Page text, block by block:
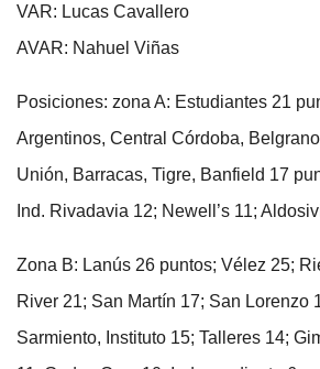
VAR: Lucas Cavallero
AVAR: Nahuel Viñas
Posiciones: zona A: Estudiantes 21
Argentinos, Central Córdoba,
Unión, Barracas, Tigre, Banfield 17
Ind. Rivadavia 12; Newell’s 11;
Zona B: Lanús 26 puntos; Vélez 25;
River 21; San Martín 17; San Lorenzo
Sarmiento, Instituto 15; Talleres 14;